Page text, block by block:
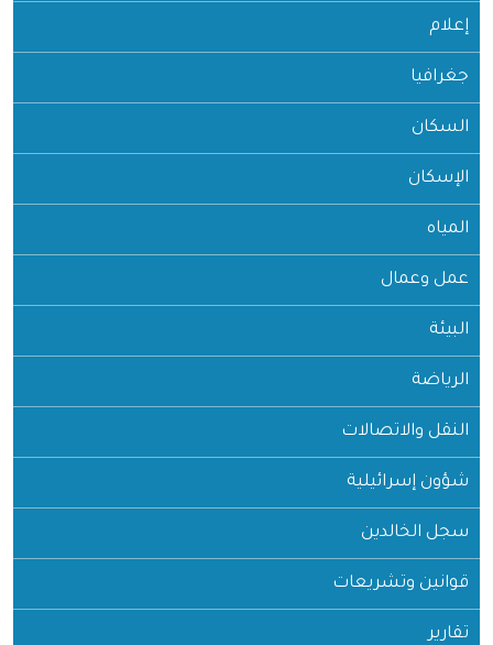
إعلام
جغرافيا
السكان
الإسكان
المياه
عمل وعمال
البيئة
الرياضة
النقل والاتصالات
شؤون إسرائيلية
سجل الخالدين
قوانين وتشريعات
تقارير